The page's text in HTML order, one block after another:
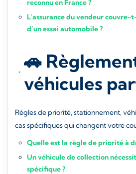
reconnu en France ?
L’assurance du vendeur couvre-
d’un essai automobile ?
🚗
véhicules
Règles de priorité, stationnement,
cas spécifiques qui changent votre
Quelle est la règle de priorité à
Un véhicule de collection
spécifique ?